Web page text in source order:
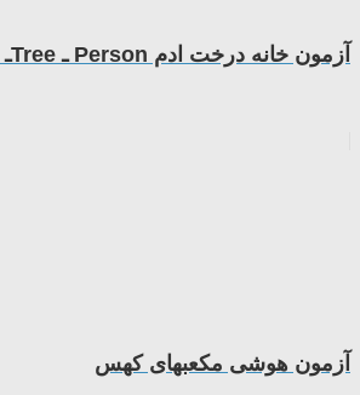
آزمون خانه درخت ادم Person ـ Treeـ House
آزمون هوشی مکعبهای کهس